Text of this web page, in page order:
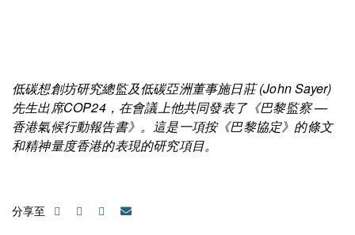
低碳想創坊研究總監及低碳亞洲董事施日莊 (John Sayer)
先生出席COP24，在會議上他共同發表了《巴黎監察 —
香港氣候行動報告書》。這是一項按《巴黎協定》的條文
和精神量度香港的表現的研究項目。
分享至